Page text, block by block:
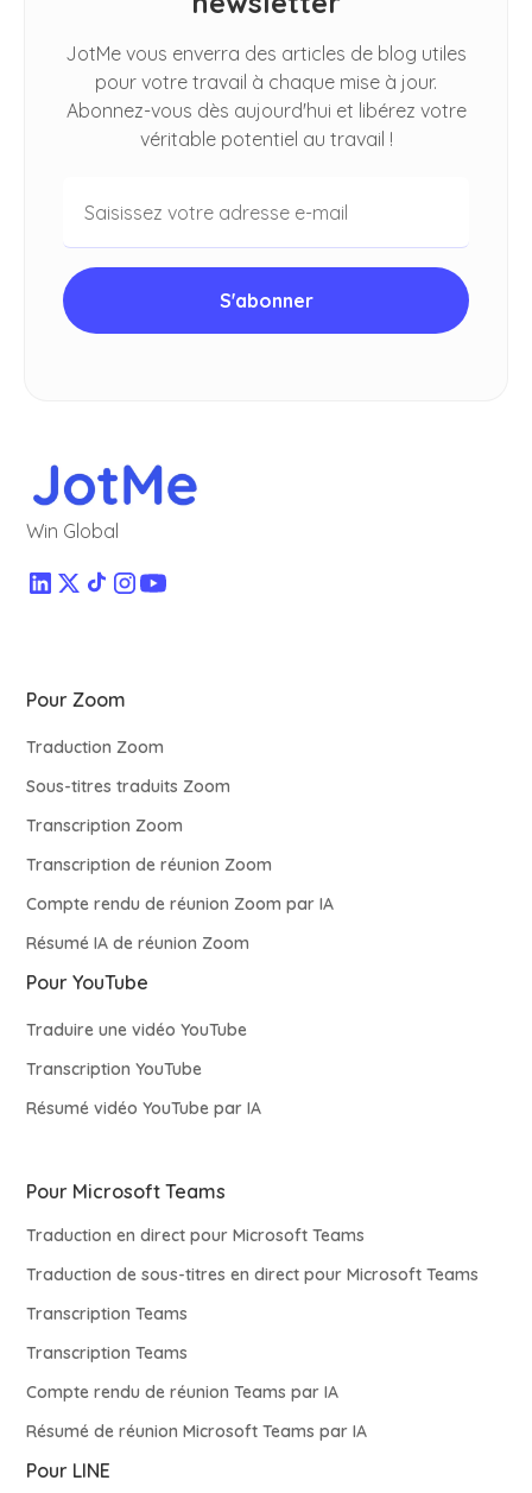
JotMe vous enverra des articles de blog utiles
pour votre travail à chaque mise à jour.
Abonnez-vous dès aujourd'hui et libérez votre
véritable potentiel au travail !
Win Global
Pour Zoom
Traduction Zoom
Sous-titres traduits Zoom
Transcription Zoom
Transcription de réunion Zoom
Compte rendu de réunion Zoom par IA
Résumé IA de réunion Zoom
Pour YouTube
Traduire une vidéo YouTube
Transcription YouTube
Résumé vidéo YouTube par IA
Pour Microsoft Teams
Traduction en direct pour Microsoft Teams
Traduction de sous-titres en direct pour Microsoft Teams
Transcription Teams
Transcription Teams
Compte rendu de réunion Teams par IA
Résumé de réunion Microsoft Teams par IA
Pour LINE